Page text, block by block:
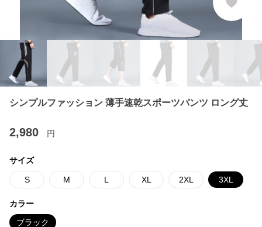
シンプルファッション 薄手速乾スポーツパンツ ロング丈
2,980 円
サイズ
S M L XL 2XL 3XL
カラー
ブラック